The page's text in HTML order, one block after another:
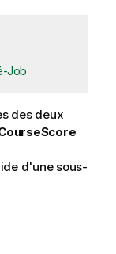
Job
des deux
d'une sous-